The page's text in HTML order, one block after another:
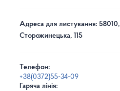
Адреса для листування: 58010,
Сторожинецька, 115
Телефон:
+38(0372)55-34-09
Гаряча лінія: